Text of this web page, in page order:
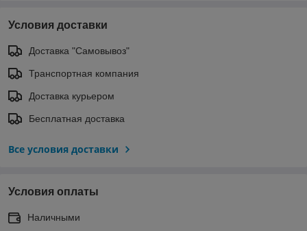
Условия доставки
Доставка "Самовывоз"
Транспортная компания
Доставка курьером
Бесплатная доставка
Все условия доставки
Условия оплаты
Наличными